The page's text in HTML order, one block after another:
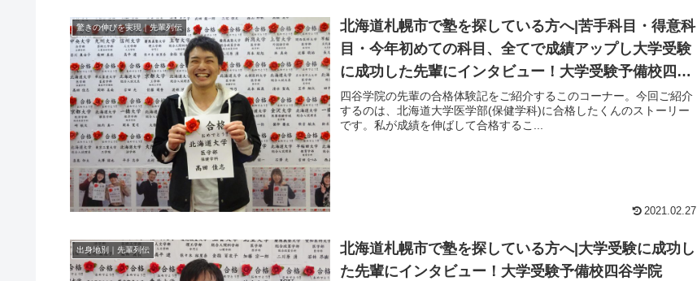
驚きの伸びを実現｜先輩列伝
北海道札幌市で塾を探している方へ|苦手科目・得意科
目・今年初めての科目、全てで成績アップし大学受験
に成功した先輩にインタビュー！大学受験予備校四谷
学院
四谷学院の先輩の合格体験記をご紹介するこのコーナー。今回ご紹介
するのは、北海道大学医学部(保健学科)に合格したくんのストーリー
です。私が成績を伸ばして合格するこ...
2021.02.27
出身地別｜先輩列伝
北海道札幌市で塾を探している方へ|大学受験に成功し
た先輩にインタビュー！大学受験予備校四谷学院